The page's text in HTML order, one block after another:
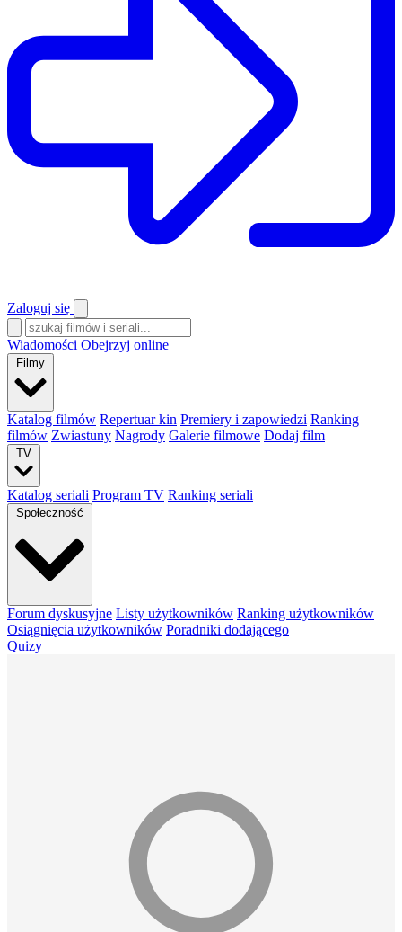
Zaloguj się
Wiadomości Obejrzyj online
Filmy
Katalog filmów Repertuar kin Premiery i zapowiedzi Ranking
filmów Zwiastuny Nagrody Galerie filmowe Dodaj film
TV
Katalog seriali Program TV Ranking seriali
Społeczność
Forum dyskusyjne Listy użytkowników Ranking użytkowników
Osiągnięcia użytkowników Poradniki dodającego
Quizy